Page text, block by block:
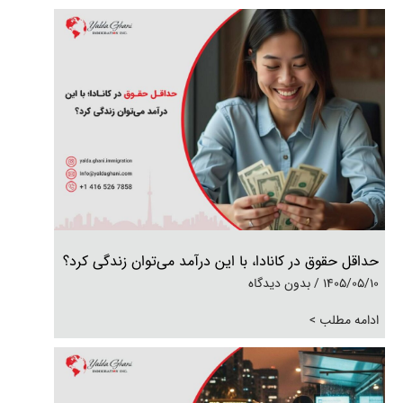
حداقل حقوق در کانادا، با این درآمد می‌توان زندگی کرد؟
1405/05/10
بدون دیدگاه
ادامه مطلب >